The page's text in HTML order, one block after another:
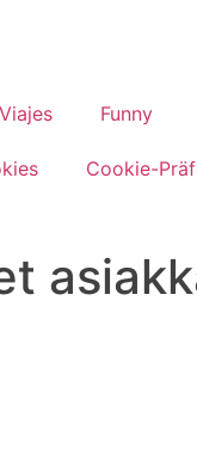
Viajes Funny
Cookie-